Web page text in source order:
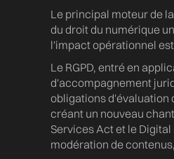
Le principal moteur de
du droit du numérique
l'impact opérationnel
Le RGPD, entré en
d'accompagnement
obligations d'évaluation
créant un nouveau
Services Act et le
modération de